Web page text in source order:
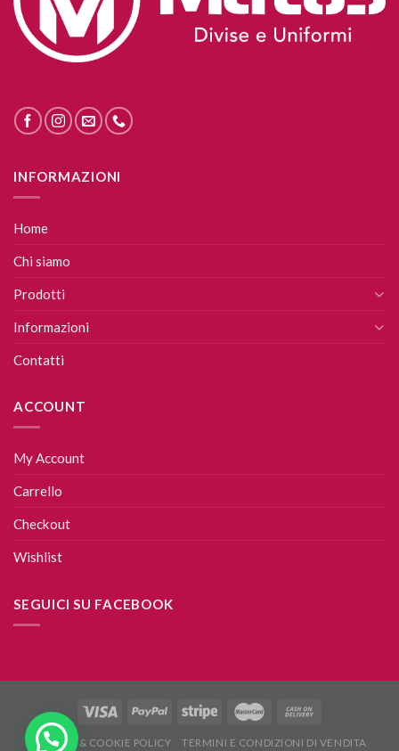
INFORMAZIONI
Home
Chi siamo
Prodotti
Informazioni
Contatti
ACCOUNT
My Account
Carrello
Checkout
Wishlist
SEGUICI SU FACEBOOK
PRIVACY & COOKIE POLICY TERMINI E CONDIZIONI DI VENDITA